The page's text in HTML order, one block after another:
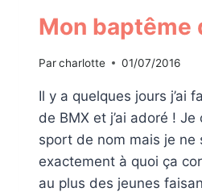
Mon baptême
Parcharlotte 01/07/2016
Il y a quelques jours j’ai
de BMX et j’ai adoré !
sport de nom mais je ne
exactement à quoi ça
au plus des jeunes